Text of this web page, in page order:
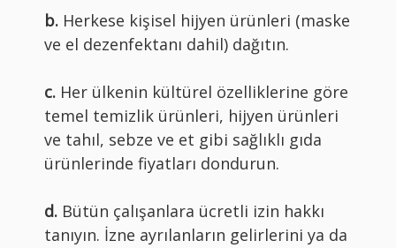
b. Herkese kişisel hijyen ürünleri (maske
ve el dezenfektanı dahil) dağıtın.
c. Her ülkenin kültürel özelliklerine göre
temel temizlik ürünleri, hijyen ürünleri
ve tahıl, sebze ve et gibi sağlıklı gıda
ürünlerinde fiyatları dondurun.
d. Bütün çalışanlara ücretli izin hakkı
tanıyın. İzne ayrılanların gelirlerini ya da